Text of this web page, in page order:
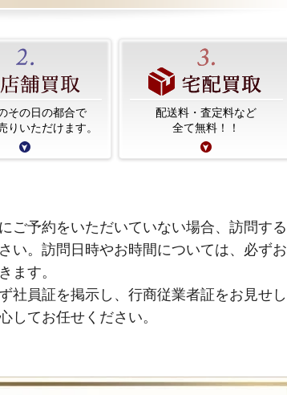
その日の都合で
りいただけます。
配送料・査定料など
全て無料！！
ご予約をいただいていない場合、訪問する
い。訪問日時やお時間については、必ずお
ます。
社員証を掲示し、行商従業者証をお見せし
してお任せください。